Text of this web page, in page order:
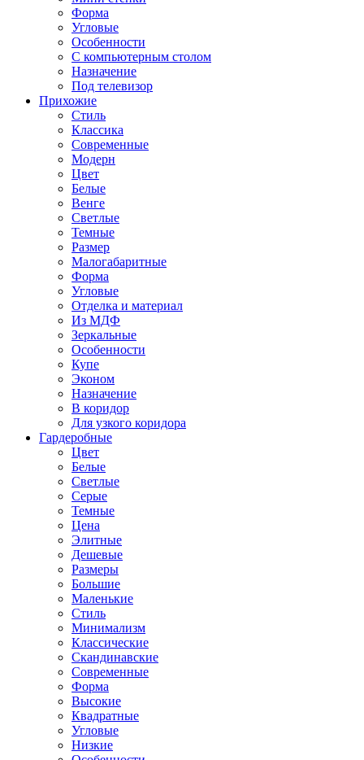
Форма
Угловые
Особенности
С компьютерным столом
Назначение
Под телевизор
Прихожие
Стиль
Классика
Современные
Модерн
Цвет
Белые
Венге
Светлые
Темные
Размер
Малогабаритные
Форма
Угловые
Отделка и материал
Из МДФ
Зеркальные
Особенности
Купе
Эконом
Назначение
В коридор
Для узкого коридора
Гардеробные
Цвет
Белые
Светлые
Серые
Темные
Цена
Элитные
Дешевые
Размеры
Большие
Маленькие
Стиль
Минимализм
Классические
Скандинавские
Современные
Форма
Высокие
Квадратные
Угловые
Низкие